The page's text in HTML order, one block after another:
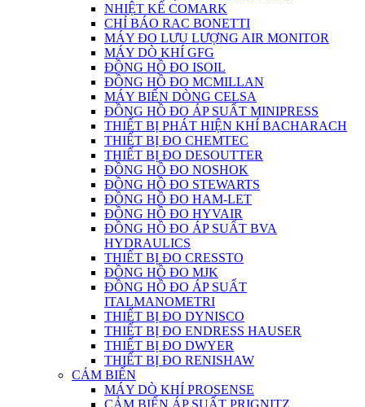
NHIỆT KẾ COMARK
CHỈ BÁO RAC BONETTI
MÁY ĐO LƯU LƯỢNG AIR MONITOR
MÁY DÒ KHÍ GFG
ĐỒNG HỒ ĐO ISOIL
ĐỒNG HỒ ĐO MCMILLAN
MÁY BIẾN DÒNG CELSA
ĐỒNG HỒ ĐO ÁP SUẤT MINIPRESS
THIẾT BỊ PHÁT HIỆN KHÍ BACHARACH
THIẾT BỊ ĐO CHEMTEC
THIẾT BỊ ĐO DESOUTTER
ĐỒNG HỒ ĐO NOSHOK
ĐỒNG HỒ ĐO STEWARTS
ĐỒNG HỒ ĐO HAM-LET
ĐỒNG HỒ ĐO HYVAIR
ĐỒNG HỒ ĐO ÁP SUẤT BVA
HYDRAULICS
THIẾT BỊ ĐO CRESSTO
ĐỒNG HỒ ĐO MJK
ĐỒNG HỒ ĐO ÁP SUẤT
ITALMANOMETRI
THIẾT BỊ ĐO DYNISCO
THIẾT BỊ ĐO ENDRESS HAUSER
THIẾT BỊ ĐO DWYER
THIẾT BỊ ĐO RENISHAW
CẢM BIẾN
MÁY DÒ KHÍ PROSENSE
CẢM BIẾN ÁP SUẤT PRIGNITZ